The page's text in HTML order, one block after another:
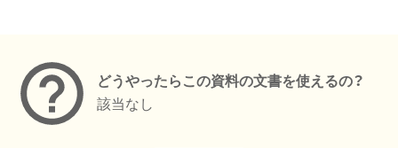
どうやったらこの資料の文書を使えるの？
該当なし